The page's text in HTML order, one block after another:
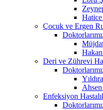
Çocuk ve Ergen
Deri ve Zührevi
Enfeksiyon